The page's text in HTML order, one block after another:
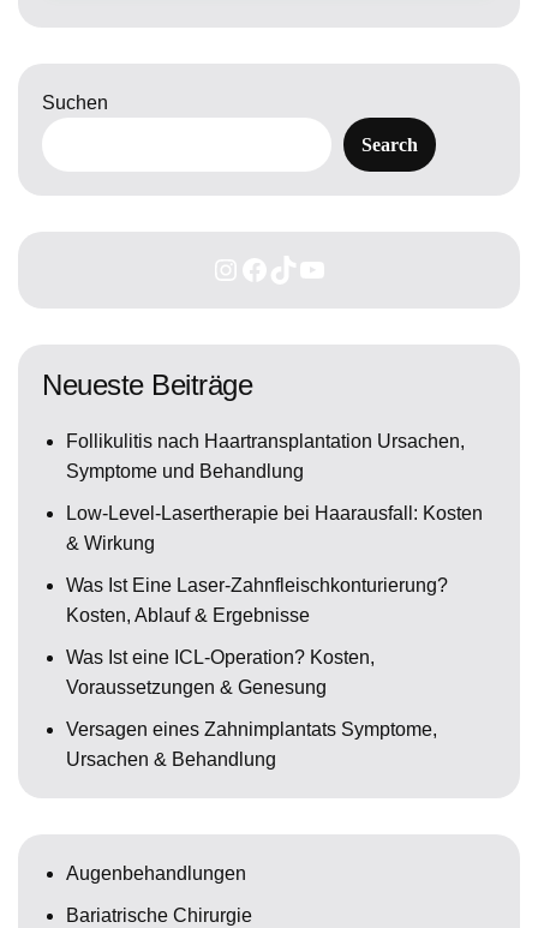
Suchen
Search
Neueste Beiträge
Follikulitis nach Haartransplantation Ursachen,
Symptome und Behandlung
Low-Level-Lasertherapie bei Haarausfall: Kosten
& Wirkung
Was Ist Eine Laser-Zahnfleischkonturierung?
Kosten, Ablauf & Ergebnisse
Was Ist eine ICL-Operation? Kosten,
Voraussetzungen & Genesung
Versagen eines Zahnimplantats Symptome,
Ursachen & Behandlung
Augenbehandlungen
Bariatrische Chirurgie